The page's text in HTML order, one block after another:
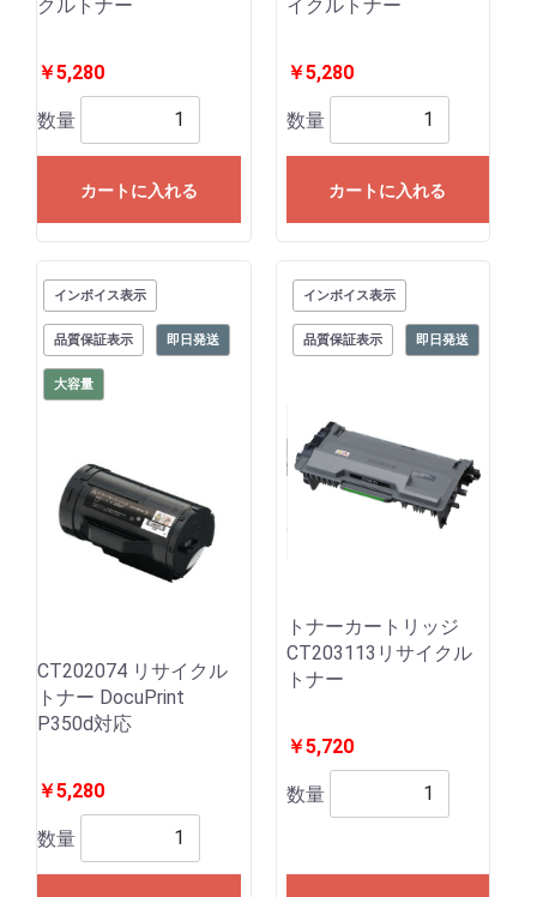
クルトナー
￥5,280
数量
カートに入れる
イクルトナー
￥5,280
数量
カートに入れる
インボイス表示
品質保証表示 即日発送
大容量
CT202074 リサイクル
トナー DocuPrint
P350d対応
￥5,280
数量
インボイス表示
品質保証表示 即日発送
トナーカートリッジ
CT203113リサイクル
トナー
￥5,720
数量